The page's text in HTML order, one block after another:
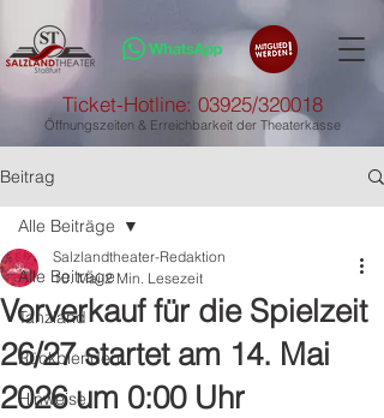
Ticket-Hotline: 03925/320018
Öffnungszeiten & Erreichbarkeit der Theaterkasse
Beitrag
Alle Beiträge
Tanzland
Rückblenden
Hinweise
Alle Beiträge
Vorverkauf für die Spielzeit
26/27 startet am 14. Mai
2026 um 0:00 Uhr
Salzlandtheater-Redaktion
10. Mai 2 Min. Lesezeit